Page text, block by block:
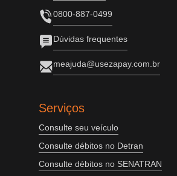
0800-887-0499
Dúvidas frequentes
meajuda@usezapay.com.br
Serviços
Consulte seu veículo
Consulte débitos no Detran
Consulte débitos no SENATRAN